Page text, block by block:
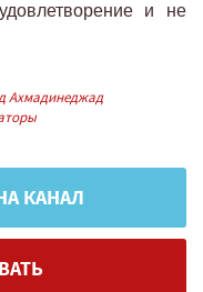
и не
Ахмадинеджад
КАНАЛ